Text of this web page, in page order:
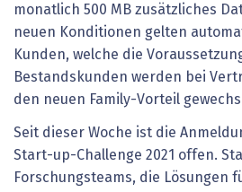
monatlich 500 MB zusätzliches
neuen Konditionen gelten
Kunden, welche die
Bestandskunden werden bei
den neuen Family-Vorteil
Seit dieser Woche ist die
Start-up-Challenge 2021 offen.
Forschungsteams, die Lösungen